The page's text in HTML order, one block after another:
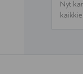
Nyt